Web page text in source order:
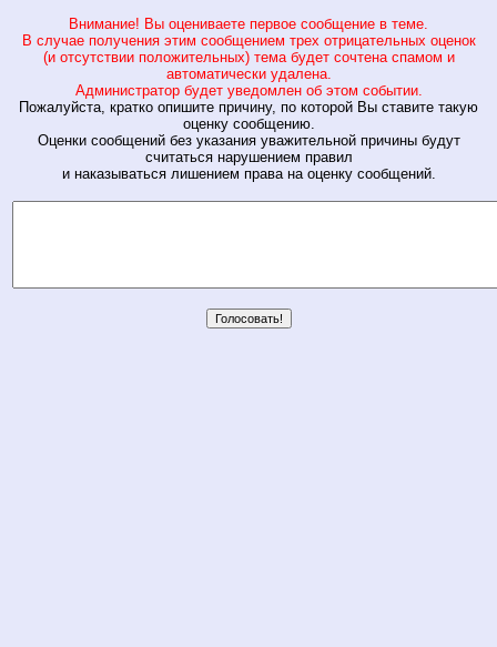
Внимание! Вы оцениваете первое сообщение в теме.
В случае получения этим сообщением трех отрицательных оценок
(и отсутствии положительных) тема будет сочтена спамом и
автоматически удалена.
Администратор будет уведомлен об этом событии.
Пожалуйста, кратко опишите причину, по которой Вы ставите такую
оценку сообщению.
Оценки сообщений без указания уважительной причины будут
считаться нарушением правил
и наказываться лишением права на оценку сообщений.